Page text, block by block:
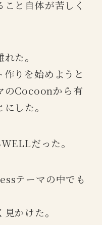
と自体が苦しく
た。
りを始めようと
のCocoonから有
した。
だった。
テーマの中でも
かけた。